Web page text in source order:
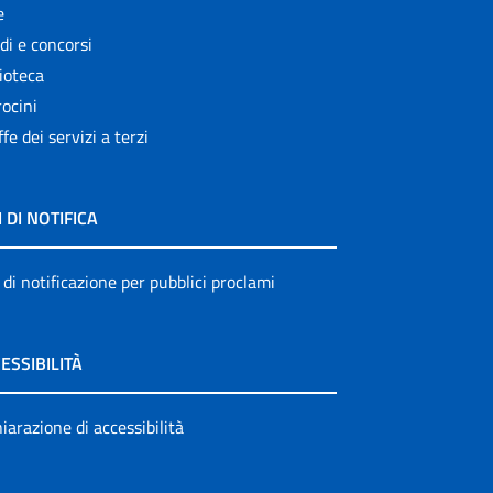
e concorsi
dei servizi a terzi
DI NOTIFICA
notificazione per pubblici proclami
di accessibilità